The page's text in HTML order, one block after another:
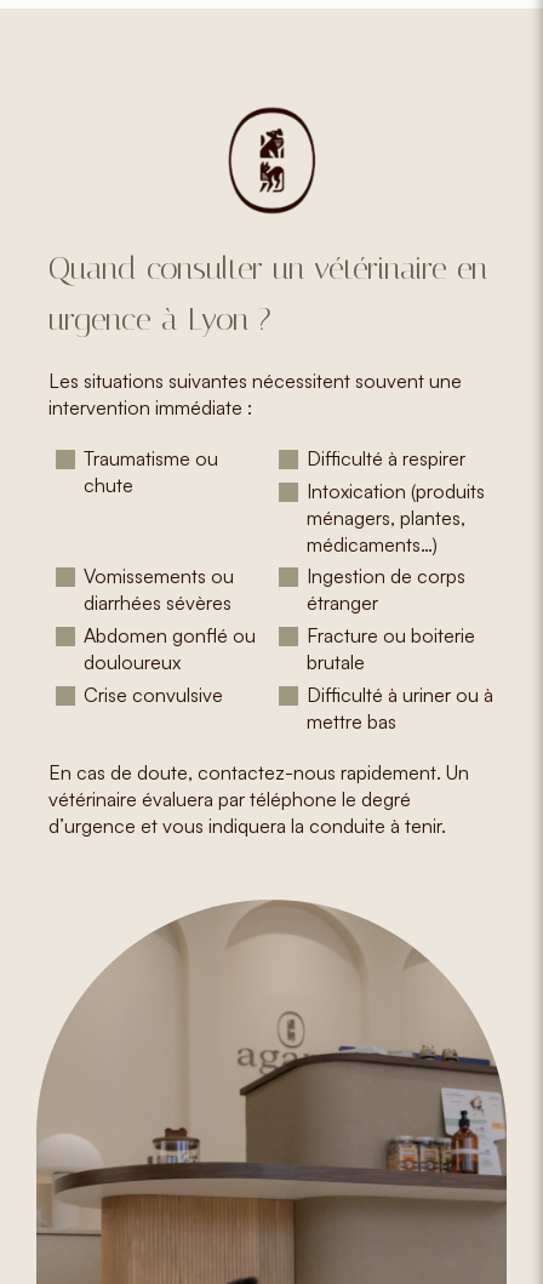
Quand consulter un vétérinaire en
urgence à Lyon ?
Les situations suivantes nécessitent souvent une
intervention immédiate :
Traumatisme ou
chute
Difficulté à respirer
Intoxication (produits
ménagers, plantes,
médicaments…)
Vomissements ou
diarrhées sévères
Ingestion de corps
étranger
Abdomen gonflé ou
douloureux
Fracture ou boiterie
brutale
Crise convulsive
Difficulté à uriner ou à
mettre bas
En cas de doute, contactez-nous rapidement. Un
vétérinaire évaluera par téléphone le degré
d’urgence et vous indiquera la conduite à tenir.